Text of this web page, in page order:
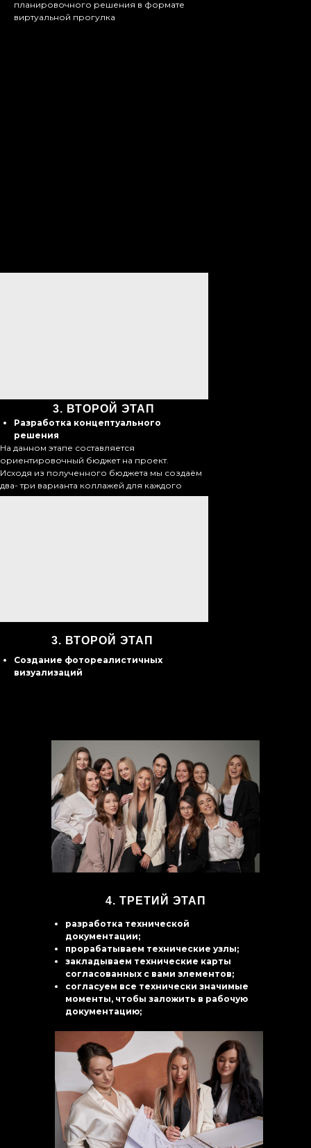
планировочного решения в формате
виртуальной прогулка
3. ВТОРОЙ ЭТАП
Разработка концептуального
решения
На данном этапе составляется
ориентировочный бюджет на проект.
Исходя из полученного бюджета мы создаём
два- три варианта коллажей для каждого
помещения.
3. ВТОРОЙ ЭТАП
Создание фотореалистичных
визуализаций
4. ТРЕТИЙ ЭТАП
разработка технической
документации;
прорабатываем технические узлы;
закладываем технические карты
согласованных с вами элементов;
согласуем все технически значимые
моменты, чтобы заложить в рабочую
документацию;